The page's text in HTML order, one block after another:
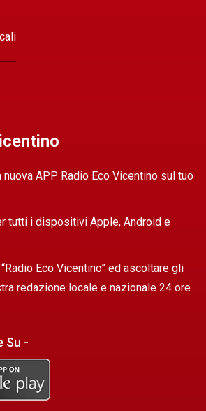
APP Radio Eco Vicentino sul tuo
tutti i dispositivi Apple, Android e
Eco Vicentino” ed ascoltare gli
redazione locale e nazionale 24 ore
Su -